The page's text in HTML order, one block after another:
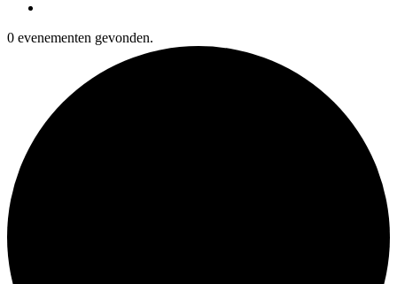
0 evenementen gevonden.